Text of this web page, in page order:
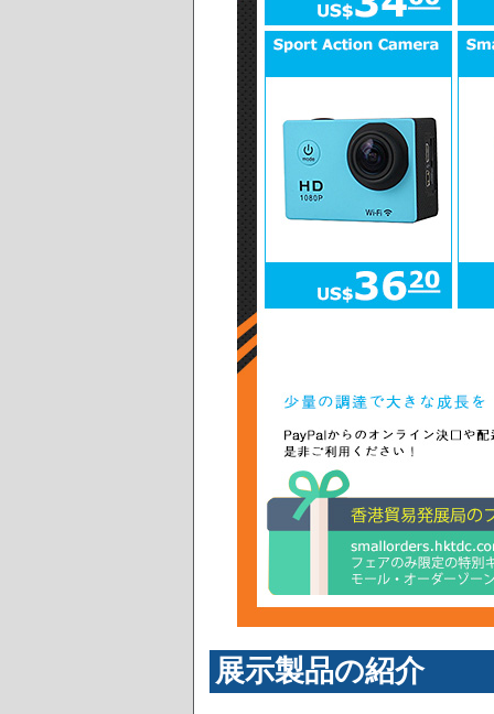
展示製品の紹介